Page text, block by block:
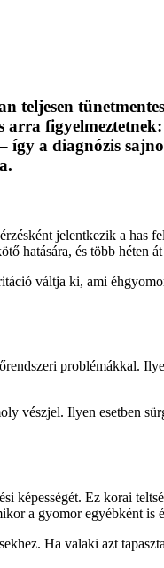
teljesen
arra
a diagnózis
jelentkezik a has
hatására, és több héten
váltja ki, ami
problémákkal.
vészjel. Ilyen esetben
Ez korai
a gyomor egyébként is
Ha valaki azt